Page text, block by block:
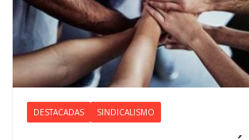
DESTACADAS SINDICALISMO